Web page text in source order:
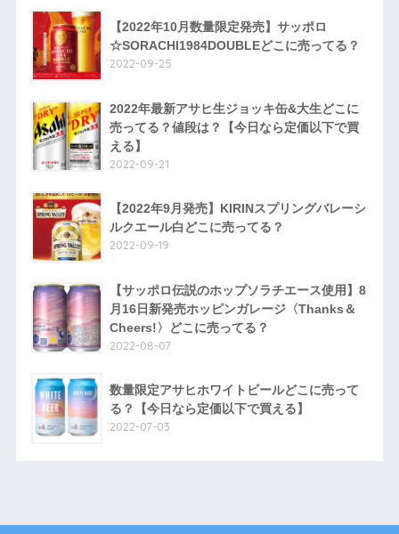
【2022年10月数量限定発売】サッポロ
☆SORACHI1984DOUBLEどこに売ってる？
2022-09-25
2022年最新アサヒ生ジョッキ缶&大生どこに
売ってる？値段は？【今日なら定価以下で買
える】
2022-09-21
【2022年9月発売】KIRINスプリングバレーシ
ルクエール白どこに売ってる？
2022-09-19
【サッポロ伝説のホップソラチエース使用】8
月16日新発売ホッピンガレージ〈Thanks＆
Cheers!〉どこに売ってる？
2022-08-07
数量限定アサヒホワイトビールどこに売って
る？【今日なら定価以下で買える】
2022-07-03